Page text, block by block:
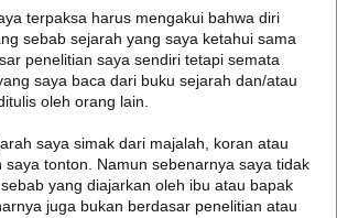
terpaksa harus mengakui bahwa diri
sebab sejarah yang saya ketahui sama
penelitian saya sendiri tetapi semata
saya baca dari buku sejarah dan/atau
oleh orang lain.
saya simak dari majalah, koran atau
saya tonton. Namun sebenarnya saya tidak
yang diajarkan oleh ibu atau bapak
juga bukan berdasar penelitian atau